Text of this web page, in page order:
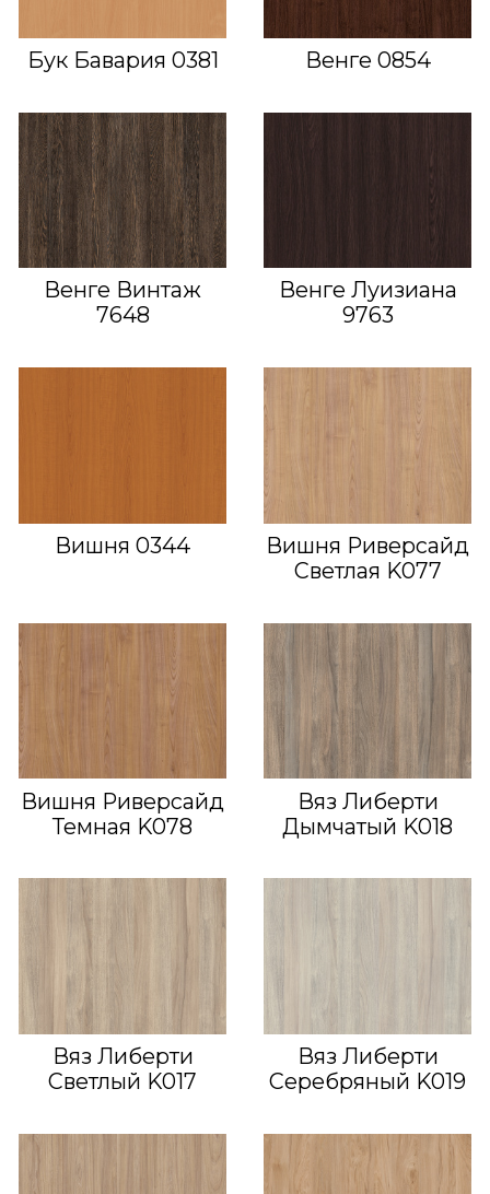
Бук Бавария 0381 Венге 0854
Венге Винтаж
7648
Венге Луизиана
9763
Вишня 0344
Вишня Риверсайд
Светлая K077
Вишня Риверсайд
Темная K078
Вяз Либерти
Дымчатый K018
Вяз Либерти
Светлый K017
Вяз Либерти
Серебряный K019